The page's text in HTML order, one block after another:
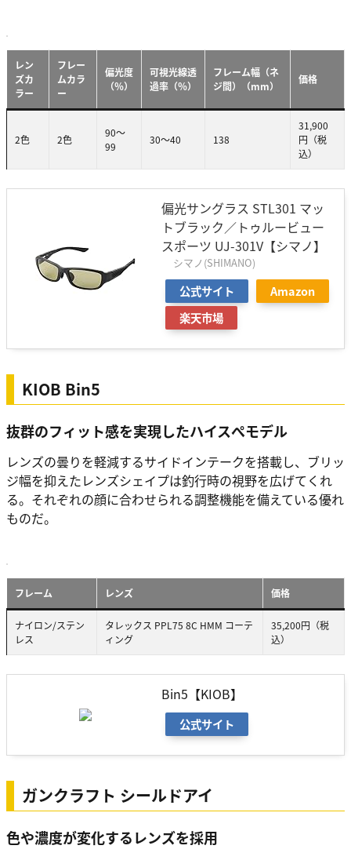
レン
ズカ
ラー
フレー
ムカラ
ー
偏光度
（％）
可視光線透
過率（％）
フレーム幅（ネ
ジ間）（mm）
価格
2色 2色
90～
99
30～40 138
31,900
円（税
込）
偏光サングラス STL301 マッ
トブラック／トゥルービュー
スポーツ UJ-301V【シマノ】
シマノ(SHIMANO)
公式サイト
Amazon
楽天市場
KIOB Bin5
抜群のフィット感を実現したハイスぺモデル
レンズの曇りを軽減するサイドインテークを搭載し、ブリッ
ジ幅を抑えたレンズシェイプは釣行時の視野を広げてくれ
る。それぞれの顔に合わせられる調整機能を備えている優れ
ものだ。
フレーム レンズ 価格
ナイロン/ステン
レス
タレックス PPL75 8C HMM コーテ
ィング
35,200円（税
込）
Bin5【KIOB】
公式サイト
ガンクラフト シールドアイ
色や濃度が変化するレンズを採用